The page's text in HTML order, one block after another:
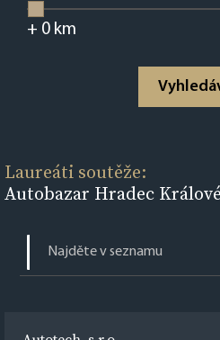
+ 0km
Laureáti soutěže:
Autobazar Hradec Králové